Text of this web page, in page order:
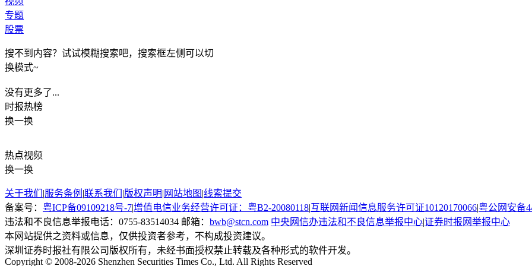
专题
股票
搜不到内容？试试模糊搜索吧，搜索框左侧可以切
换模式~
没有更多了...
时报热榜
换一换
热点视频
换一换
关于我们 |服务条例 |联系我们 |版权声明| 网站地图 |线索提交
备案号： 粤ICP备09109218号-7|增值电信业务经营许可证：粤B2-20080118|互联网新闻信息服务许可证10120170066|粤公网安备
违法和不良信息举报电话：0755-83514034 邮箱： bwb@stcn.com 中央网信办违法和不良信息举报中心|证券时报网举报中心
本网站提供之资料或信息，仅供投资者参考，不构成投资建议。
深圳证券时报社有限公司版权所有，未经书面授权禁止转载及各种形式的软件开发。
Copyright © 2008-2026 Shenzhen Securities Times Co., Ltd. All Rights Reserved